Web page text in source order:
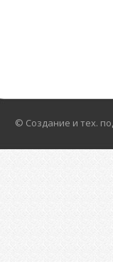
© Создание и тех.